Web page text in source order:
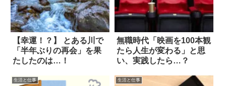
【幸運！？】 とある川で
「半年ぶりの再会」を果
たしたのは…！
無職時代「映画を100本観
たら人生が変わる」と思
い、実践したら…？
生活と仕事 生活と仕事